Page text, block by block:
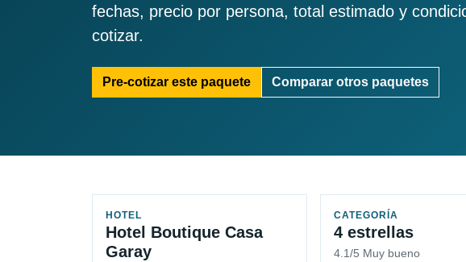
fechas, precio por persona, total estimado y
cotizar.
Pre-cotizar este paquete Comparar otros paquetes
HOTEL
Hotel Boutique Casa
Garay
CATEGORÍA
4 estrellas
4.1/5 Muy bueno